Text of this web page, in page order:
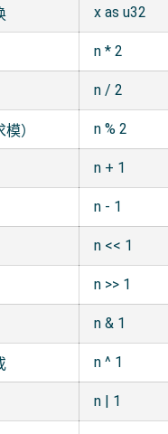
x as u32
n * 2
n / 2
） n % 2
n + 1
n - 1
n << 1
n >> 1
n & 1
n ^ 1
n | 1